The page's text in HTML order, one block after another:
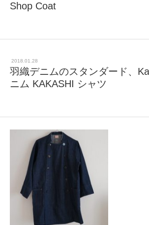
Shop Coat
2018.01.28
羽織デニムのスタンダード、
ニム KAKASHI シャツ